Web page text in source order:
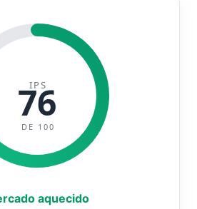
IPS
76
DE 100
aquecido